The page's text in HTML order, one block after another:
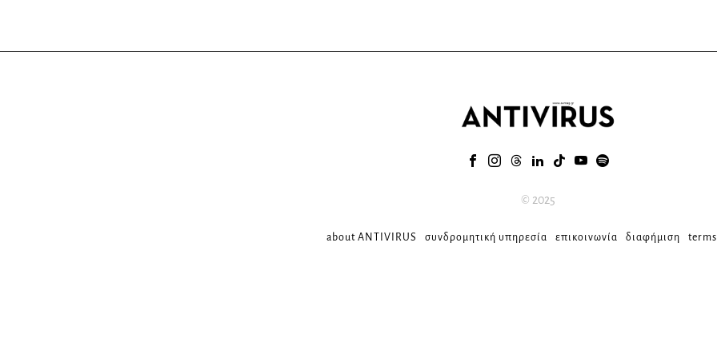
© 2025
about ANTIVIRUS συνδρομητική υπηρεσία επικοινωνία διαφήμιση